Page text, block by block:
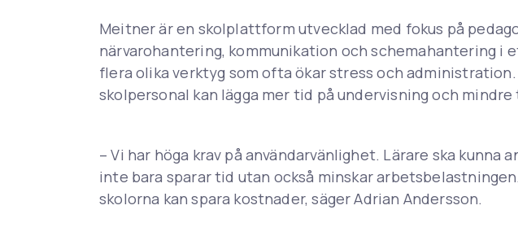
Meitner är en skolplattform utvecklad med fokus på
närvarohantering, kommunikation och schemahantering i
flera olika verktyg som ofta ökar stress och
skolpersonal kan lägga mer tid på undervisning och
– Vi har höga krav på användarvänlighet. Lärare ska
inte bara sparar tid utan också minskar
skolorna kan spara kostnader, säger Adrian Andersson.